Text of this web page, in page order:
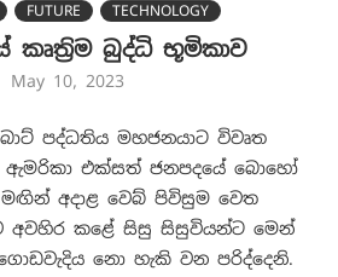
FUTURE TECHNOLOGY
කෘත්‍රිම බුද්ධි භූමිකාව
May 10, 2023
පද්ධතිය මහජනයාට විවෘත
එක්සත් ජනපදයේ බොහෝ
අදාළ වෙබ් පිවිසුම වෙත
අවහිර කළේ සිසු සිසුවියන්ට මෙන්
නො හැකි වන පරිද්දෙනි.